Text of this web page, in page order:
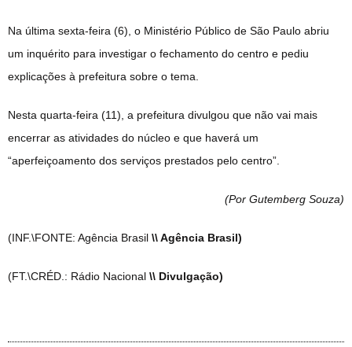
Na última sexta-feira (6), o Ministério Público de São Paulo abriu
um inquérito para investigar o fechamento do centro e pediu
explicações à prefeitura sobre o tema.
Nesta quarta-feira (11), a prefeitura divulgou que não vai mais
encerrar as atividades do núcleo e que haverá um
“aperfeiçoamento dos serviços prestados pelo centro”.
(Por Gutemberg Souza)
(INF.\FONTE: Agência Brasil \\ Agência Brasil)
(FT.\CRÉD.: Rádio Nacional \\ Divulgação)